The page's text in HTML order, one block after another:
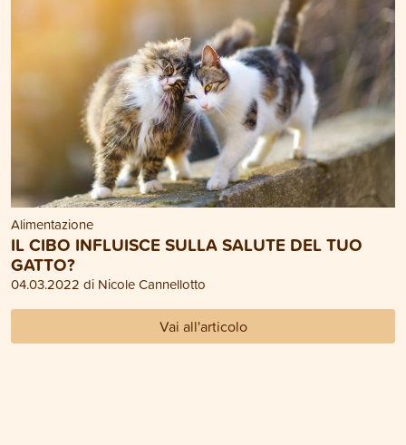
Alimentazione
IL CIBO INFLUISCE SULLA SALUTE DEL TUO
GATTO?
04.03.2022 di Nicole Cannellotto
Vai all'articolo